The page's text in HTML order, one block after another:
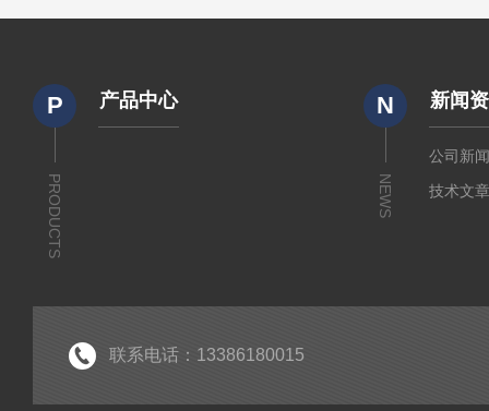
P
PRODUCTS
产品中心 N
NEWS
新闻
公司新
技术文
联系电话：13386180015